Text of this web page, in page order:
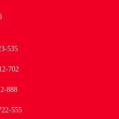
535
702
888
555